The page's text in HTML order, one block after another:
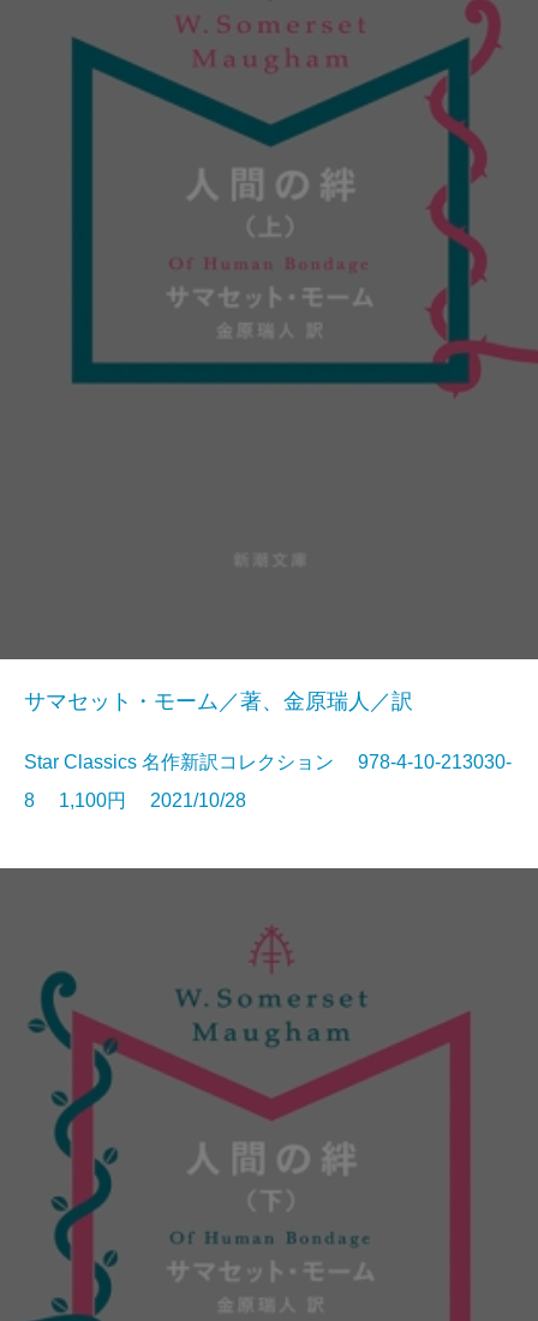
サマセット・モーム／著、金原瑞人／訳
Star Classics 名作新訳コレクション 978-4-10-213030-
8 1,100円 2021/10/28